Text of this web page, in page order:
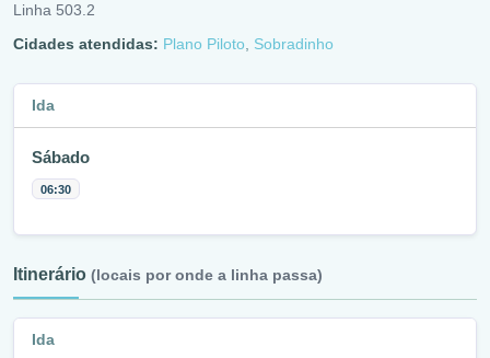
Linha 503.2
Cidades atendidas: Plano Piloto Sobradinho
Ida
Sábado
06:30
Itinerário (locais por onde a linha passa)
Ida